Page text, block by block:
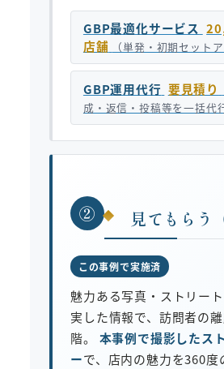
GBP最適化サービス
店舗
（単発・初期セット
GBP運用代行 要見積り
成・返信・投稿等を一括代行
② 見てもらう
この事例で実施済
魅力ある写真・ストリー
実した情報で、訪問者の
階。 本事例で撮影したス
ーで、店内の魅力を360度